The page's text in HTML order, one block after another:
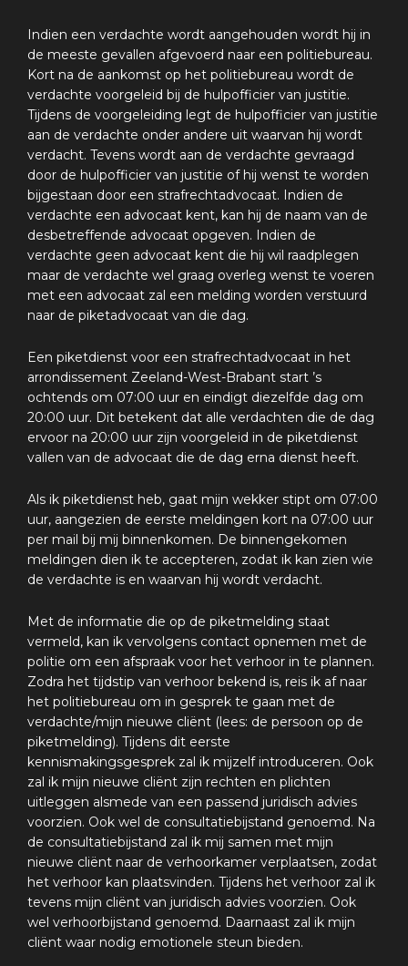
Indien een verdachte wordt aangehouden wordt hij in
de meeste gevallen afgevoerd naar een politiebureau.
Kort na de aankomst op het politiebureau wordt de
verdachte voorgeleid bij de hulpofficier van justitie.
Tijdens de voorgeleiding legt de hulpofficier van justitie
aan de verdachte onder andere uit waarvan hij wordt
verdacht. Tevens wordt aan de verdachte gevraagd
door de hulpofficier van justitie of hij wenst te worden
bijgestaan door een strafrechtadvocaat. Indien de
verdachte een advocaat kent, kan hij de naam van de
desbetreffende advocaat opgeven. Indien de
verdachte geen advocaat kent die hij wil raadplegen
maar de verdachte wel graag overleg wenst te voeren
met een advocaat zal een melding worden verstuurd
naar de piketadvocaat van die dag.
Een piketdienst voor een strafrechtadvocaat in het
arrondissement Zeeland-West-Brabant start ’s
ochtends om 07:00 uur en eindigt diezelfde dag om
20:00 uur. Dit betekent dat alle verdachten die de dag
ervoor na 20:00 uur zijn voorgeleid in de piketdienst
vallen van de advocaat die de dag erna dienst heeft.
Als ik piketdienst heb, gaat mijn wekker stipt om 07:00
uur, aangezien de eerste meldingen kort na 07:00 uur
per mail bij mij binnenkomen. De binnengekomen
meldingen dien ik te accepteren, zodat ik kan zien wie
de verdachte is en waarvan hij wordt verdacht.
Met de informatie die op de piketmelding staat
vermeld, kan ik vervolgens contact opnemen met de
politie om een afspraak voor het verhoor in te plannen.
Zodra het tijdstip van verhoor bekend is, reis ik af naar
het politiebureau om in gesprek te gaan met de
verdachte/mijn nieuwe cliënt (lees: de persoon op de
piketmelding). Tijdens dit eerste
kennismakingsgesprek zal ik mijzelf introduceren. Ook
zal ik mijn nieuwe cliënt zijn rechten en plichten
uitleggen alsmede van een passend juridisch advies
voorzien. Ook wel de consultatiebijstand genoemd. Na
de consultatiebijstand zal ik mij samen met mijn
nieuwe cliënt naar de verhoorkamer verplaatsen, zodat
het verhoor kan plaatsvinden. Tijdens het verhoor zal ik
tevens mijn cliënt van juridisch advies voorzien. Ook
wel verhoorbijstand genoemd. Daarnaast zal ik mijn
cliënt waar nodig emotionele steun bieden.